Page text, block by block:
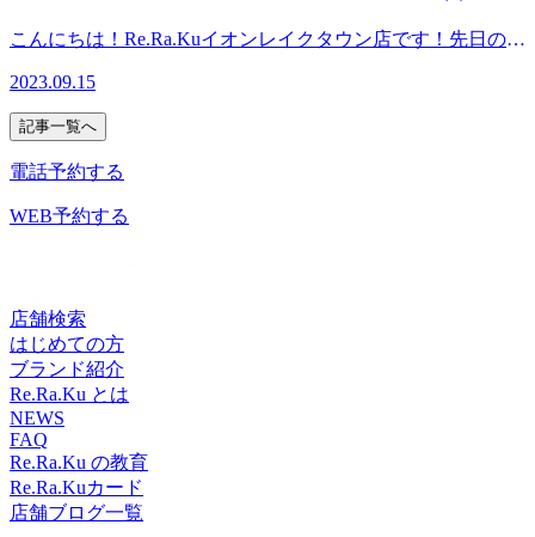
様々な健康に対するアドバイスの提案をしております。一緒
━━━━━━━━━━━━━━━━━━……‥・☆★☆新し
い健康を考えるRe.Ra.Ku イオンレイクタウン店営業時間
10：00～21：00（最終受付20：20） 〒343-0828埼玉県越
谷市レイクタウン3-1-1イオンレイクタウンmori2FTEL 048-
967-5051JR武蔵野線 越谷レイクタウン駅より徒歩約10分マ
ッサージより気持ちいい！？リラクのボディケアをぜひご体
谷市レイクタウン3-1-1イオンレイクタウンmori2FTEL 048-
967-5051JR武蔵野線 越谷レイクタウン駅より徒歩約10分マ
ッサージより気持ちいい！？リラクのボディケアをぜひご体
しっかりしたほぐしと、メリハリあるストレッチで大変人気
なメニューと成長しました。まだ受けた事がない方は、是非
違いが実感できると思いますよ(^^ ※リラクではマッサージ
に対するアドバイスの提案をしております。一緒にこれから
━━━━━━━━━━━━━━━━━━……‥・☆★☆新し
い健康を考えるRe.Ra.Ku イオンレイクタウン店営業時間
10：00～21：00（最終受付20：20） 〒343-0828埼玉県越
ッサージより気持ちいい！？リラクのボディケアをぜひご体
験ください★
お早めに！！150分間の中で、受けたいものをご自身で組み
上げる楽しさもありますが、わからないや…って方はお身体
のお疲れにあったコースをセラピストがご提案させていただ
きます！！私も休みの日に来て受けたいなぁって思うくらい
とっても！とっても！！目玉商品となります！！！これを機
に、Re.Ra.Kuのコースを色々と受けてみるのはいかがでしょ
させていただきます。今日からシルバーウィーク☆彡大気の
るアドバイスの提案をしております。一緒にこれからの未来
を健康に過ごしましよう＾＾
━━━━━━━━━━━━━━━━━━……‥・☆★☆新し
い健康を考えるRe.Ra.Ku イオンレイクタウン店営業時間
10：00～21：00（最終受付20：20） 〒343-0828埼玉県越
谷市レイクタウン3-1-1イオンレイクタウンmori2FTEL 048-
967-5051JR武蔵野線 越谷レイクタウン駅より徒歩約10分マ
ッサージより気持ちいい！？リラクのボディケアをぜひご体
験ください★
こんにちは！Re.Ra.Kuイオンレイクタウン店です！先日のブ
だけ！と書きましたが“代謝”について今日はお勉強しましょ
う！まず…「ダイエットをしても痩せにくくなった」「おな
か周りの脂肪が気になるようになった」と感じたことはあり
ませんか？もしかすると「基礎代謝の低下」が原因かも？？
維持するために【必要最低限なエネルギー】。じっとしてい
後加齢とともに徐々に基礎代謝は下がっていきます。基礎代
謝は筋肉量や体質など、様々な要素から影響を受けます。運
動をして筋肉量を増やしたり、適切な食生活を実践したり
で、上げることができます。※ここについては、また次の機
会にお話しますね♪【基礎代謝が高い＝1日に消費するカロリ
ーが多い】特に運動をしなくても多くのカロリーを消費する
ので、「基礎代謝が高い体＝太りにくい体」ともいえます。
肥満を防ぎ、若い頃の体形を維持するには、基礎代謝を高め
ることが大切という事です。基礎代謝を上げるのに、特別な
2023.09.15
記事一覧へ
電話予約する
WEB予約する
店舗検索
はじめての方
ブランド紹介
Re.Ra.Ku とは
NEWS
FAQ
Re.Ra.Ku の教育
Re.Ra.Kuカード
店舗ブログ一覧